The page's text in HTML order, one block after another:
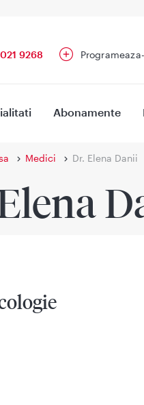
021 9268
Abonamente
Medici Dr. Elena Danii